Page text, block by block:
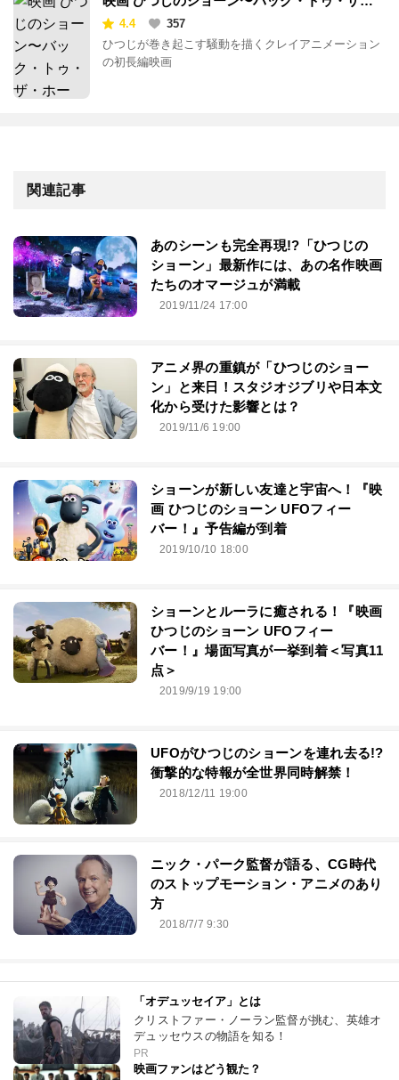
ホーム〜
4.4
357
ひつじが巻き起こす騒動を描くクレイアニメーション
の初長編映画
関連記事
あのシーンも完全再現!?「ひつじの
ショーン」最新作には、あの名作映画
たちのオマージュが満載
2019/11/24 17:00
アニメ界の重鎮が「ひつじのショー
ン」と来日！スタジオジブリや日本文
化から受けた影響とは？
2019/11/6 19:00
ショーンが新しい友達と宇宙へ！『映
画 ひつじのショーン UFOフィー
バー！』予告編が到着
2019/10/10 18:00
ショーンとルーラに癒される！『映画
ひつじのショーン UFOフィー
バー！』場面写真が一挙到着＜写真11
点＞
2019/9/19 19:00
UFOがひつじのショーンを連れ去る!?
衝撃的な特報が全世界同時解禁！
2018/12/11 19:00
ニック・パーク監督が語る、CG時代
のストップモーション・アニメのあり
方
2018/7/7 9:30
「オデュッセイア」とは
クリストファー・ノーラン監督が挑む、英雄オ
デュッセウスの物語を知る！
PR
映画ファンはどう観た？